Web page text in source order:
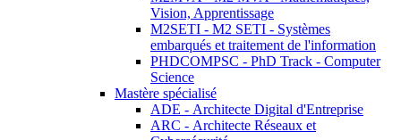
Vision, Apprentissage
M2SETI - M2 SETI - Systèmes
embarqués et traitement de l'information
PHDCOMPSC - PhD Track - Computer
Science
Mastère spécialisé
ADE - Architecte Digital d'Entreprise
ARC - Architecte Réseaux et